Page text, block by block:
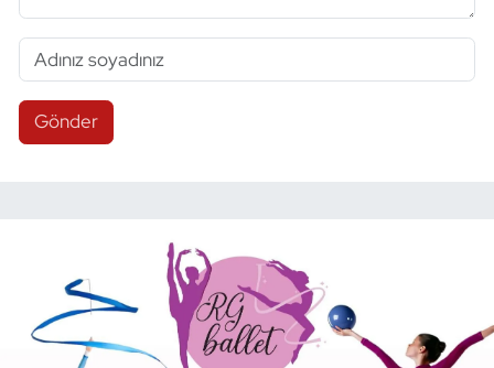
Gönder